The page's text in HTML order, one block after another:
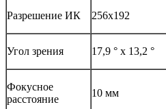
Разрешение ИК 256х192
Угол зрения 17,9 ° х 13,2 °
Фокусное
расстояние
10 мм